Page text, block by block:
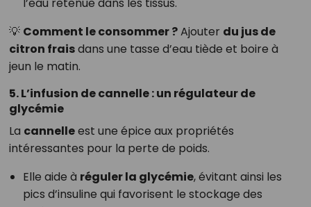
l’eau retenue dans les tissus.
💡 Comment le consommer ?Ajouter du jus de
citron fraisdans une tasse d’eau tiède et boire à
jeun le matin.
5. L’infusion de cannelle : un régulateur de
glycémie
La cannelleest une épice aux propriétés
intéressantes pour la perte de poids.
Elle aide à réguler la glycémie, évitant ainsi les
pics d’insuline qui favorisent le stockage des